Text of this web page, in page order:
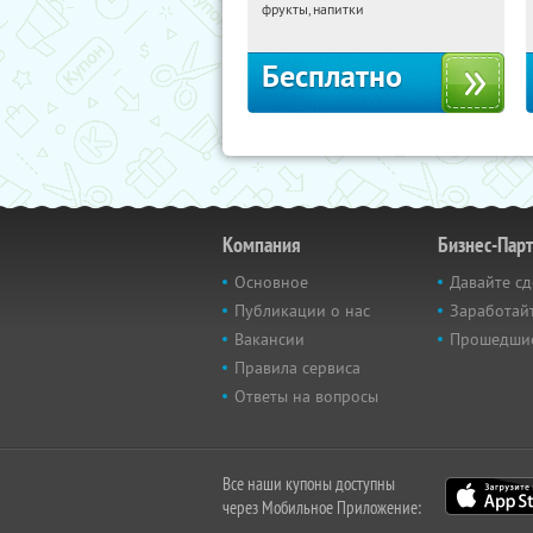
Екатеринбург, Мельковская улица, 2Б
фрукты, напитки
Бесплатно
Компания
Основное
Публикации о нас
Вакансии
Правила сервиса
Ответы на вопросы
Бизнес-
Давайте
Все наши купоны доступны
через Мобильное Приложение: